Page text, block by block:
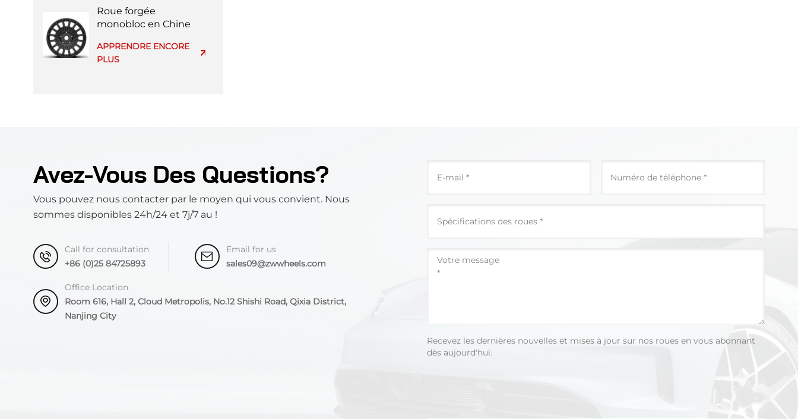
Roue forgée
monobloc en Chine
APPRENDRE ENCORE
PLUS
Avez-Vous Des Questions?
Vous pouvez nous contacter par le moyen qui vous convient. Nous
sommes disponibles 24h/24 et 7j/7 au !
Call for consultation
+86 (0)25 84725893
Email for us
sales09@zwwheels.com
Office Location
Room 616, Hall 2, Cloud Metropolis, No.12 Shishi Road, Qixia District,
Nanjing City
Recevez les dernières nouvelles et mises à jour sur nos roues en vous abonnant
dès aujourd'hui.